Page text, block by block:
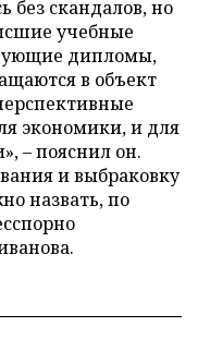
без скандалов, но
учебные
дипломы,
в объект
экономики, и для
– пояснил он.
и выбраковку
назвать, по